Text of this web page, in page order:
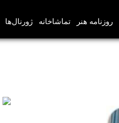
روزنامه هنر تماشاخانه ژورنال‌ها